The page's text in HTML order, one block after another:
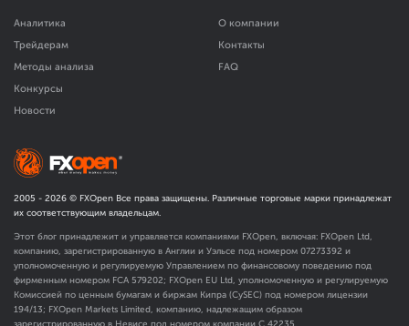
Аналитика
Трейдерам
Методы анализа
Конкурсы
Новости
О компании
Контакты
FAQ
2005 - 2026 © FXOpen Все права защищены. Различные торговые марки принадлежат
их соответствующим владельцам.
Этот блог принадлежит и управляется компаниями FXOpen, включая: FXOpen Ltd,
компанию, зарегистрированную в Англии и Уэльсе под номером 07273392 и
уполномоченную и регулируемую Управлением по финансовому поведению под
фирменным номером FCA 579202; FXOpen EU Ltd, уполномоченную и регулируемую
Комиссией по ценным бумагам и биржам Кипра (CySEC) под номером лицензии
194/13; FXOpen Markets Limited, компанию, надлежащим образом